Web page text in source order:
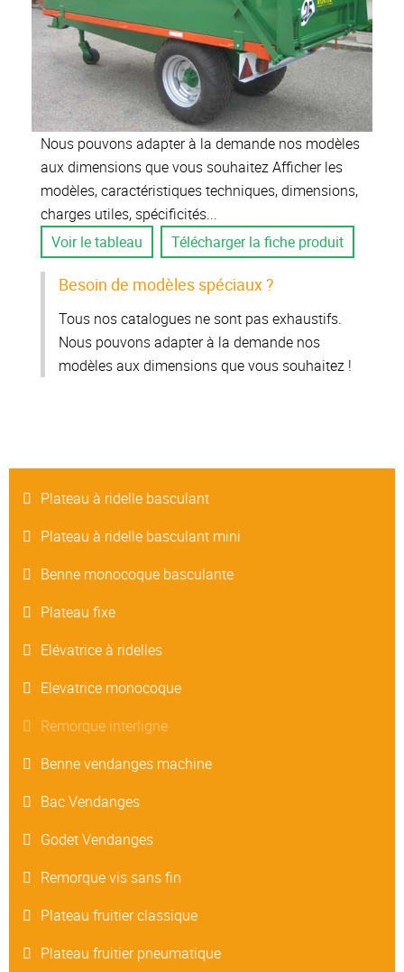
Nous pouvons adapter à la demande nos modèles
aux dimensions que vous souhaitez Afficher les
modèles, caractéristiques techniques, dimensions,
charges utiles, spécificités...
Voir le tableau
Télécharger la fiche produit
Besoin de modèles spéciaux ?
Tous nos catalogues ne sont pas exhaustifs.
Nous pouvons adapter à la demande nos
modèles aux dimensions que vous souhaitez !
Plateau à ridelle basculant
Plateau à ridelle basculant mini
Benne monocoque basculante
Plateau fixe
Elévatrice à ridelles
Elevatrice monocoque
Remorque interligne
Benne vendanges machine
Bac Vendanges
Godet Vendanges
Remorque vis sans fin
Plateau fruitier classique
Plateau fruitier pneumatique